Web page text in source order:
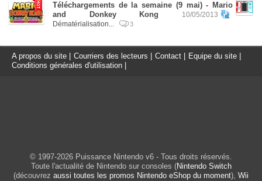
Téléchargements de la semaine (9 mai) - Mario
and Donkey Kong
10/05/2013
Dématérialisation...
3
A propos du site Courriers des lecteurs Contact Equipe du site
Conditions générales d'utilisation
© 1997-2026 Puissance Nintendo v6 - Tous droits réservés.
Toute l'actualité de Nintendo sur consoles (Nintendo Switch
(découvrez aussi toutes les promos Nintendo eShop du moment), Wii